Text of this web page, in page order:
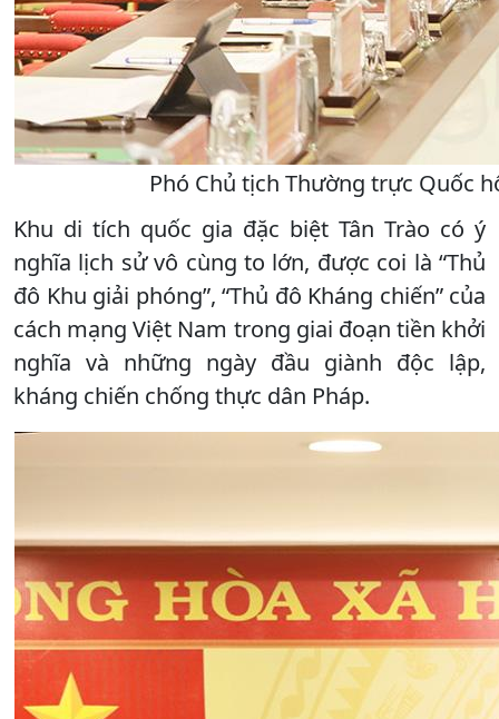
Phó Chủ tịch Thường trực Quốc
Khu di tích quốc gia đặc biệt Tân Trào có ý
nghĩa lịch sử vô cùng to lớn, được coi là “Thủ
đô Khu giải phóng”, “Thủ đô Kháng chiến” của
cách mạng Việt Nam trong giai đoạn tiền khởi
nghĩa và những ngày đầu giành độc lập,
kháng chiến chống thực dân Pháp.